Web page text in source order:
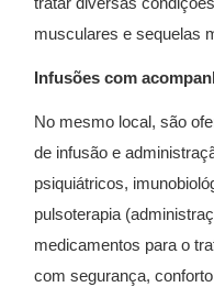
musculares e sequelas
Infusões com
No mesmo local, são
de infusão e
psiquiátricos,
pulsoterapia
medicamentos para o
com segurança,